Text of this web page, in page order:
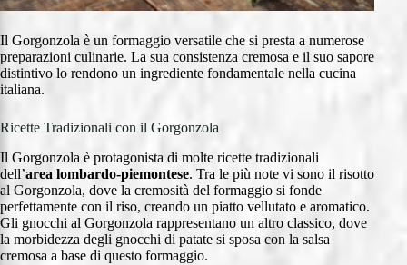
Il Gorgonzola è un formaggio versatile che si presta a numerose
preparazioni culinarie. La sua consistenza cremosa e il suo sapore
distintivo lo rendono un ingrediente fondamentale nella cucina
italiana.
Ricette Tradizionali con il Gorgonzola
Il Gorgonzola è protagonista di molte ricette tradizionali
dell’area lombardo-piemontese. Tra le più note vi sono il risotto
al Gorgonzola, dove la cremosità del formaggio si fonde
perfettamente con il riso, creando un piatto vellutato e aromatico.
Gli gnocchi al Gorgonzola rappresentano un altro classico, dove
la morbidezza degli gnocchi di patate si sposa con la salsa
cremosa a base di questo formaggio.